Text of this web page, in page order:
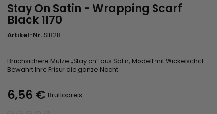
Stay On Satin - Wrapping Scarf
Black 1170
Artikel-Nr. SIB28
Bruchsichere Mütze „Stay on“ aus Satin, Modell mit Wickelschal.
Bewahrt Ihre Frisur die ganze Nacht.
6,56 € Bruttopreis